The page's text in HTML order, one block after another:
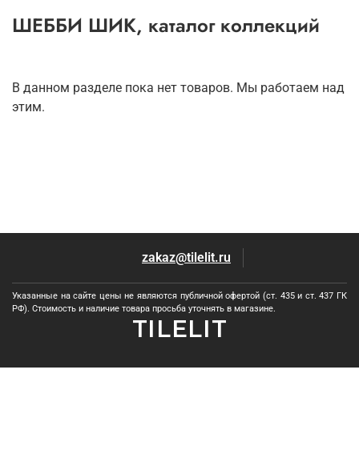
ШЕББИ ШИК, каталог коллекций
В данном разделе пока нет товаров. Мы работаем над
этим.
zakaz@tilelit.ru
TILELIT
Указанные на сайте цены не являются публичной офертой (ст. 435 и ст. 437 ГК
РФ). Стоимость и наличие товара просьба уточнять в магазине.